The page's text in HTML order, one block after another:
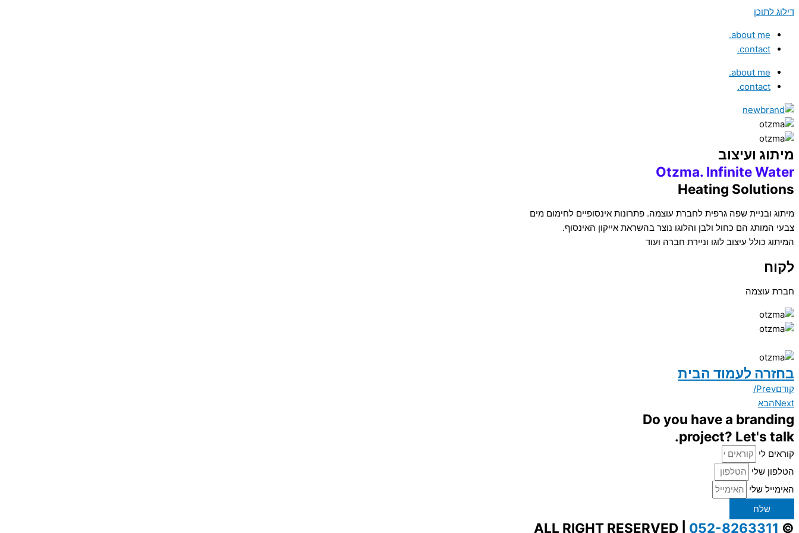
דילוג לתוכן
about me.
contact.
about me.
contact.
מיתוג ועיצוב
Otzma. Infinite Water
Heating Solutions
מיתוג ובניית שפה גרפית לחברת עוצמה. פתרונות אינסופיים לחימום מים
צבעי המותג הם כחול ולבן והלוגו נוצר בהשראת אייקון האינסוף.
המיתוג כולל עיצוב לוגו וניירת חברה ועוד
לקוח
חברת עוצמה
בחזרה לעמוד הבית
קודםPrev/
Nextהבא
Do you have a branding
project? Let's talk.
קוראים לי
הטלפון שלי
האימייל שלי
שלח
© ALL RIGHT RESERVED |
052-8263311